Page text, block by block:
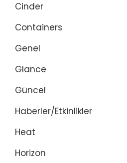
Cinder
Containers
Genel
Glance
Güncel
Haberler/Etkinlikler
Heat
Horizon